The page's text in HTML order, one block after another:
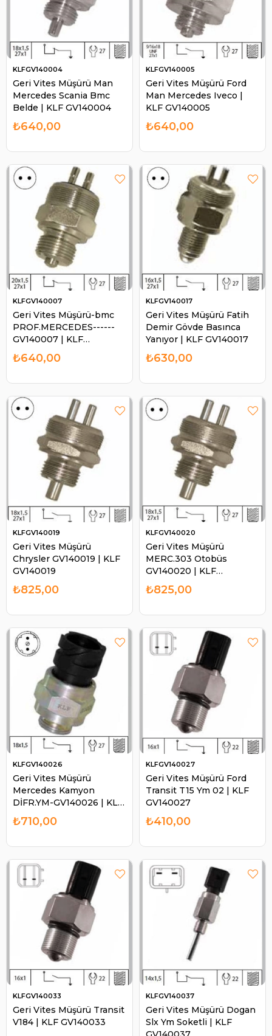
Geri Vites Müşürü Man
Mercedes Scania Bmc
Belde | KLF GV140004
KLFGV140004
₺640,00
Geri Vites Müşürü Ford
Man Mercedes Iveco |
KLF GV140005
KLFGV140005
₺640,00
Geri Vites Müşürü-bmc
PROF.MERCEDES------
GV140007 | KLF
GV140007
KLFGV140007
₺640,00
Geri Vites Müşürü Fatih
Demir Gövde Basınca
Yanıyor | KLF GV140017
KLFGV140017
₺630,00
Geri Vites Müşürü
Chrysler GV140019 | KLF
GV140019
KLFGV140019
₺825,00
Geri Vites Müşürü
MERC.303 Otobüs
GV140020 | KLF
GV140020
KLFGV140020
₺825,00
Geri Vites Müşürü
Mercedes Kamyon
DİFR.YM-GV140026 | KLF
GV140026
KLFGV140026
₺710,00
Geri Vites Müşürü Ford
Transit T15 Ym 02 | KLF
GV140027
KLFGV140027
₺410,00
Geri Vites Müşürü Transit
V184 | KLF GV140033
KLFGV140033
Geri Vites Müşürü Dogan
Slx Ym Soketli | KLF
KLFGV140037